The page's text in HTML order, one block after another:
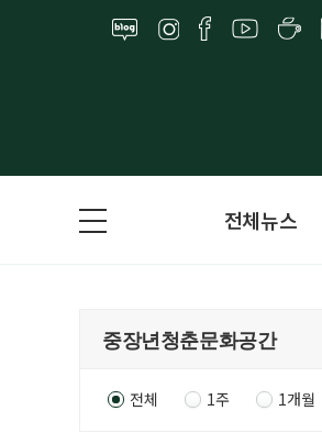
전체뉴스
전체 1주 1개월